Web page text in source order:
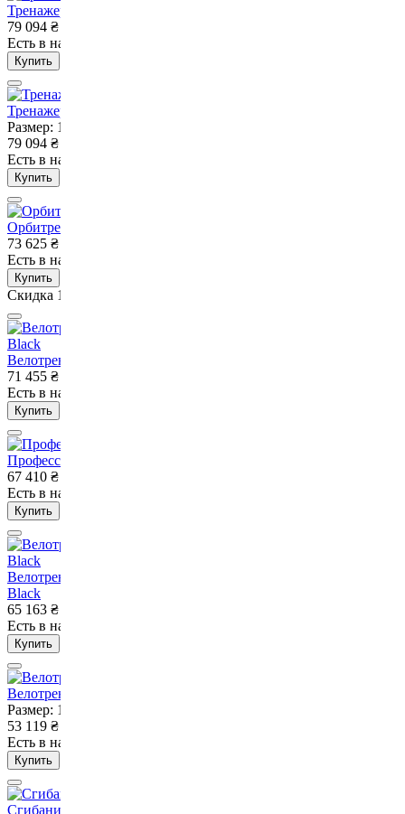
Тренажер бицепс машина VNK EXO Pro
79 094 ₴
Есть в наличии
Купить
Тренажер горизонтальная тяга рычажная VNK
Размер: 150*130*150 см, 194 кг
79 094 ₴
Есть в наличии
Купить
Орбитрек профессиональный Elliptical VNK Exo Black
73 625 ₴
Есть в наличии
Купить
Скидка 14%
Велотренажер горизонтальний професійний VNK Exo Black
71 455 ₴
Есть в наличии
Купить
Профессиональный горизонтальный велотренажер VNK
67 410 ₴
Есть в наличии
Купить
Велотренажер вертикальный профессиональный VNK Exo
Black
65 163 ₴
Есть в наличии
Купить
Велотренажер VNK BikeErg C2 PRO
Размер: 122 х 55 х 127 см, вес – 34 кг
53 119 ₴
Есть в наличии
Купить
Сгибание/разгибание ног Rn-sport HAUKKA K266 Grey